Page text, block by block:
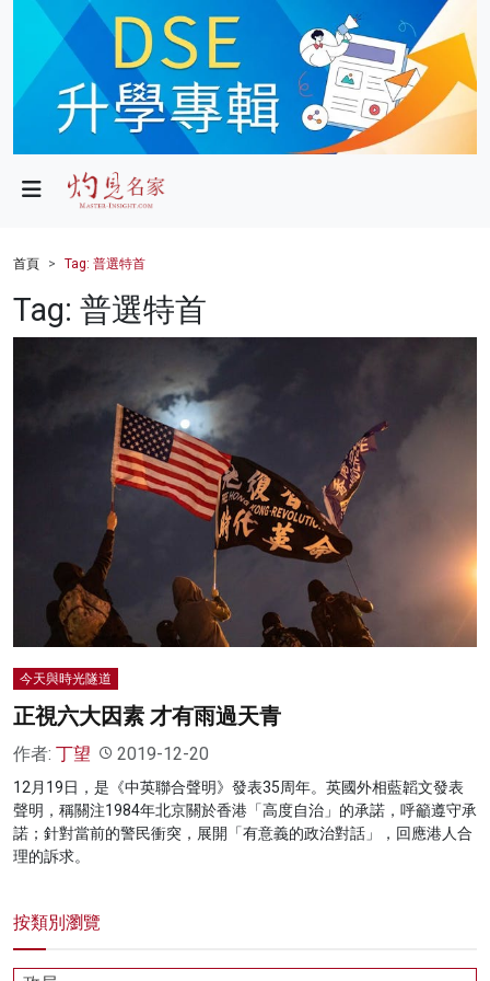
政局
財經
健康
灼見活動
關於我們
首頁 Tag: 普選特首
Tag: 普選特首
今天與時光隧道
正視六大因素 才有雨過天青
作者: 丁望 2019-12-20
12月19日，是《中英聯合聲明》發表35周年。英國外相藍韜文發表
聲明，稱關注1984年北京關於香港「高度自治」的承諾，呼籲遵守承
諾；針對當前的警民衝突，展開「有意義的政治對話」，回應港人合
理的訴求。
按類別瀏覽